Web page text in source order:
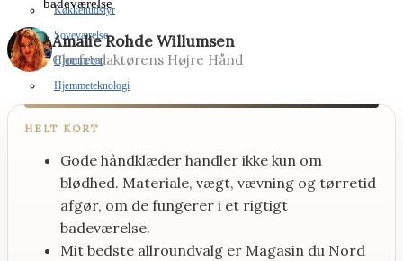
Køkkenudstyr
Soveværelse
Hjemmebar
Hjemmeteknologi
Grill
Stue og kontor
Have og terrasse
Badeværelse
Bolig inspiration
MAD & DRIKKE
Amalie Rohde Willumsen
Chefredaktørens Højre Hånd
HELT KORT
Gode håndklæder handler ikke kun om
blødhed. Materiale, vægt, vævning og tørretid
afgør, om de fungerer i et rigtigt
badeværelse.
Mit bedste allroundvalg er Magasin du Nord